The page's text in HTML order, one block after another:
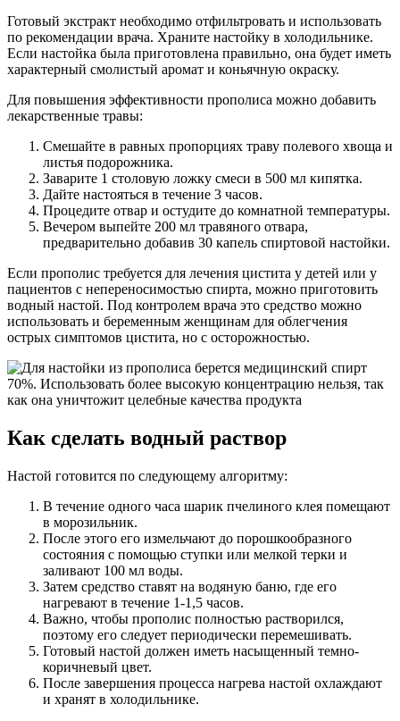
Готовый экстракт необходимо отфильтровать и использовать
по рекомендации врача. Храните настойку в холодильнике.
Если настойка была приготовлена правильно, она будет иметь
характерный смолистый аромат и коньячную окраску.
Для повышения эффективности прополиса можно добавить
лекарственные травы:
Смешайте в равных пропорциях траву полевого хвоща и
листья подорожника.
Заварите 1 столовую ложку смеси в 500 мл кипятка.
Дайте настояться в течение 3 часов.
Процедите отвар и остудите до комнатной температуры.
Вечером выпейте 200 мл травяного отвара,
предварительно добавив 30 капель спиртовой настойки.
Если прополис требуется для лечения цистита у детей или у
пациентов с непереносимостью спирта, можно приготовить
водный настой. Под контролем врача это средство можно
использовать и беременным женщинам для облегчения
острых симптомов цистита, но с осторожностью.
Как сделать водный раствор
Настой готовится по следующему алгоритму:
В течение одного часа шарик пчелиного клея помещают
в морозильник.
После этого его измельчают до порошкообразного
состояния с помощью ступки или мелкой терки и
заливают 100 мл воды.
Затем средство ставят на водяную баню, где его
нагревают в течение 1-1,5 часов.
Важно, чтобы прополис полностью растворился,
поэтому его следует периодически перемешивать.
Готовый настой должен иметь насыщенный темно-
коричневый цвет.
После завершения процесса нагрева настой охлаждают
и хранят в холодильнике.